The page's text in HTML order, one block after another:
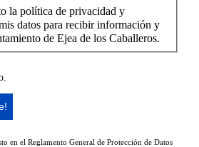
la política de privacidad y
datos para recibir información y
de Ejea de los Caballeros.
en el Reglamento General de Protección de Datos